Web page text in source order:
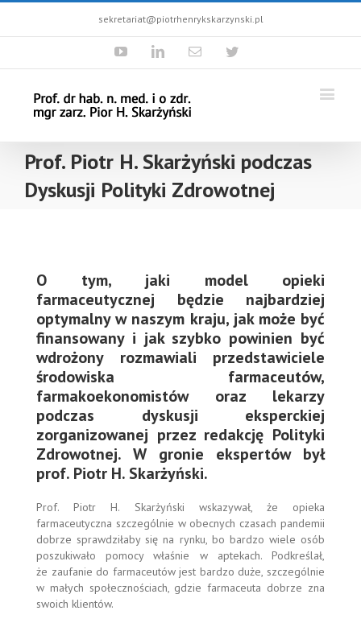
sekretariat@piotrhenrykskarzynski.pl
YoutubeLinkedinEmail Twitter
Prof. Piotr H. Skarżyński podczas
Dyskusji Polityki Zdrowotnej
O tym, jaki model opieki
farmaceutycznej będzie najbardziej
optymalny w naszym kraju, jak może być
finansowany i jak szybko powinien być
wdrożony rozmawiali przedstawiciele
środowiska farmaceutów,
farmakoekonomistów oraz lekarzy
podczas dyskusji eksperckiej
zorganizowanej przez redakcję Polityki
Zdrowotnej. W gronie ekspertów był
prof. Piotr H. Skarżyński.
Prof. Piotr H. Skarżyński wskazywał, że opieka
farmaceutyczna szczególnie w obecnych czasach pandemii
dobrze sprawdziłaby się na rynku, bo bardzo wiele osób
poszukiwało pomocy właśnie w aptekach. Podkreślał,
że zaufanie do farmaceutów jest bardzo duże, szczególnie
w małych społecznościach, gdzie farmaceuta dobrze zna
swoich klientów.